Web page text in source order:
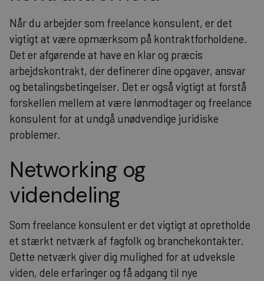
Når du arbejder som freelance konsulent, er det
vigtigt at være opmærksom på kontraktforholdene.
Det er afgørende at have en klar og præcis
arbejdskontrakt, der definerer dine opgaver, ansvar
og betalingsbetingelser. Det er også vigtigt at forstå
forskellen mellem at være lønmodtager og freelance
konsulent for at undgå unødvendige juridiske
problemer.
Networking og
videndeling
Som freelance konsulent er det vigtigt at opretholde
et stærkt netværk af fagfolk og branchekontakter.
Dette netværk giver dig mulighed for at udveksle
viden, dele erfaringer og få adgang til nye